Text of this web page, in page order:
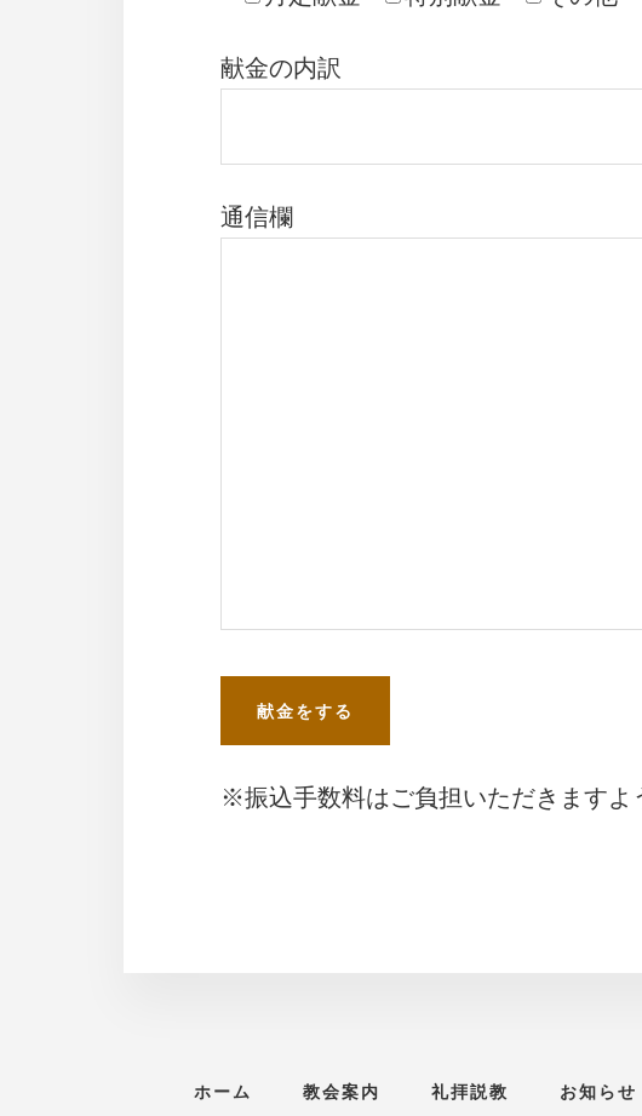
献金の内訳
通信欄
※振込手数料はご負担いただきますよ
ホーム 教会案内 礼拝説教 お知らせ